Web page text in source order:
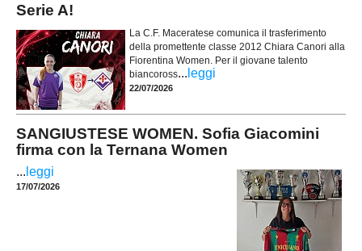
Serie A!
La C.F. Maceratese comunica il trasferimento
della promettente classe 2012 Chiara Canori alla
Fiorentina Women. Per il giovane talento
biancoross... leggi
22/07/2026
SANGIUSTESE WOMEN. Sofia Giacomini
firma con la Ternana Women
... leggi
17/07/2026